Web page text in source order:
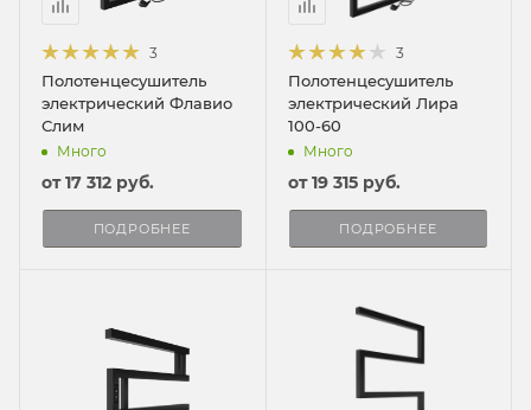
3
Полотенцесушитель
электрический Флавио
Слим
Много
от17 312 руб.
ПОДРОБНЕЕ
3
Полотенцесушитель
электрический Лира
100-60
Много
от19 315 руб.
ПОДРОБНЕЕ